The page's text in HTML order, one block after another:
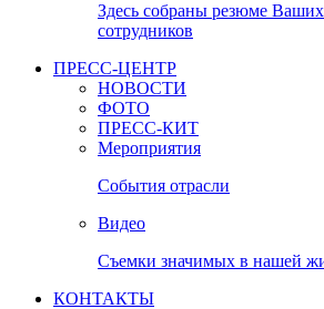
Здесь собраны резюме
сотрудников
ПРЕСС-ЦЕНТР
НОВОСТИ
ФОТО
ПРЕСС-КИТ
Мероприятия
События отрасли
Видео
Съемки значимых в нашей
КОНТАКТЫ